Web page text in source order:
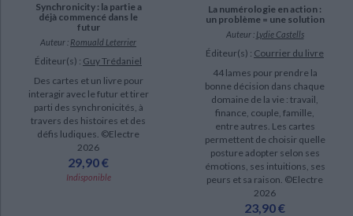
Synchronicity : la partie a
déjà commencé dans le
futur
Auteur : Romuald Leterrier
Éditeur(s) : Guy Trédaniel
Des cartes et un livre pour
interagir avec le futur et tirer
parti des synchronicités, à
travers des histoires et des
défis ludiques. ©Electre
2026
29,90 €
Indisponible
La numérologie en action :
un problème = une solution
Auteur : Lydie Castells
Éditeur(s) : Courrier du livre
44 lames pour prendre la
bonne décision dans chaque
domaine de la vie : travail,
finance, couple, famille,
entre autres. Les cartes
permettent de choisir quelle
posture adopter selon ses
émotions, ses intuitions, ses
peurs et sa raison. ©Electre
2026
23,90 €